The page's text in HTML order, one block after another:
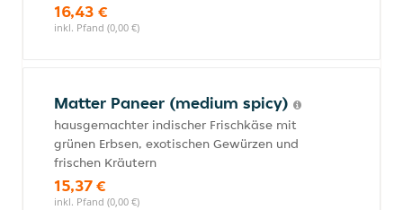
16,43 €
inkl. Pfand (0,00 €)
Matter Paneer (medium spicy)
hausgemachter indischer Frischkäse mit
grünen Erbsen, exotischen Gewürzen und
frischen Kräutern
15,37 €
inkl. Pfand (0,00 €)